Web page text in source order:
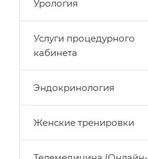
Урология
Услуги процедурного
кабинета
Эндокринология
Женские тренировки